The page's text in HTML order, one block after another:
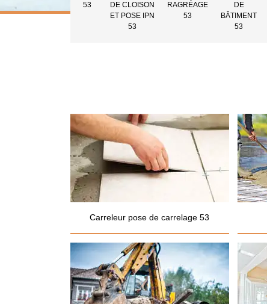
53
DE CLOISON
ET POSE IPN
53
RAGRÉAGE
53
DE
BÂTIMENT
53
Carreleur pose de carrelage 53